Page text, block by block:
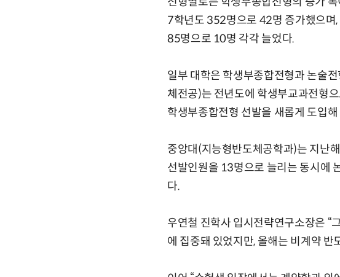
7학년도 352명으로 42명 증가했으
85명으로 10명 각각 늘었다.
일부 대학은 학생부종합전형과 논술
체전공)는 전년도에 학생부교과전형
학생부종합전형 선발을 새롭게 도입
중앙대(지능형반도체공학과)는 지난
선발인원을 13명으로 늘리는 동시에
다.
우연철 진학사 입시전략연구소장은 “
에 집중돼 있었지만, 올해는 비계약